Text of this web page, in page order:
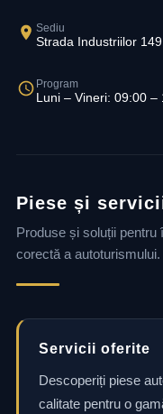
Sediu
Strada Industriilor
Program
Luni – Vineri: 09:00 –
Piese și
Produse și soluții pentru
corectă a autoturismului.
Servicii oferite
Descoperiți piese
calitate pentru o